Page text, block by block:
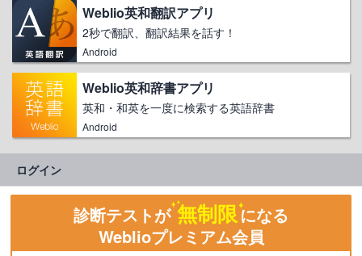
Weblio英和翻訳アプリ
2秒で翻訳、翻訳結果を話す！
Android
Weblio英和辞書アプリ
英和・和英を一度に検索する英語辞書
Android
ログイン
診断テストが 無制限になる
Weblioプレミアム会員